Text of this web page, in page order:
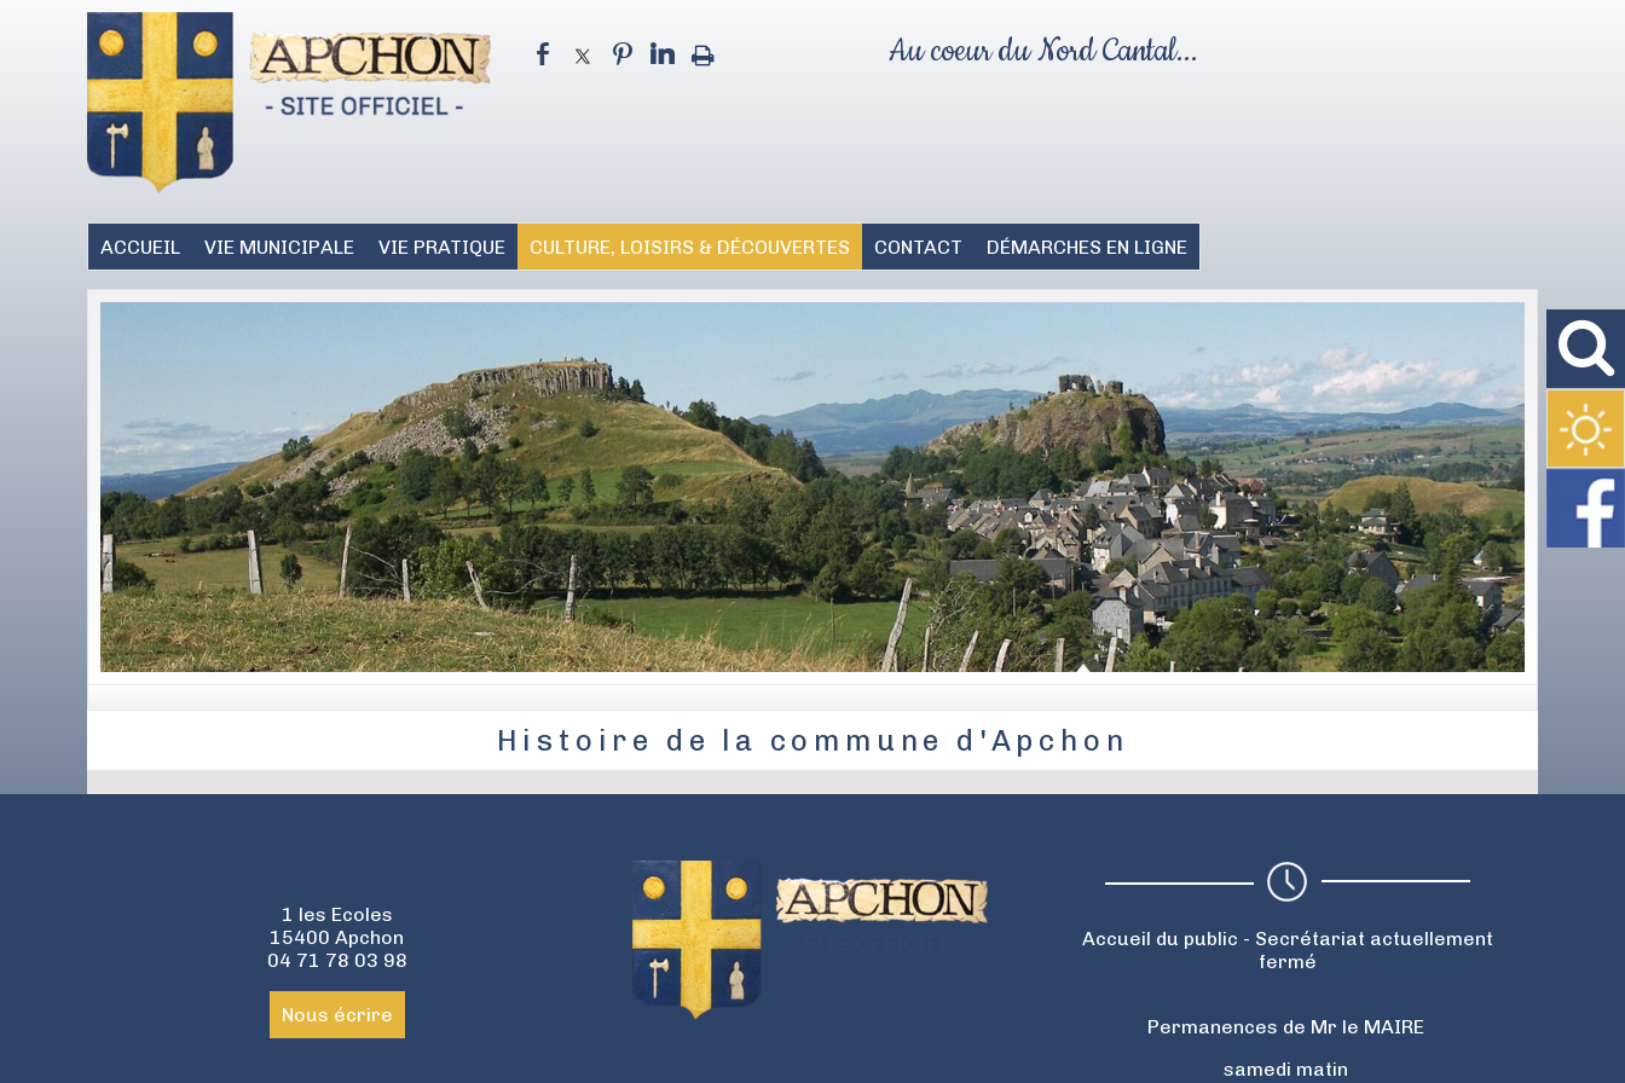
Au coeur du Nord Cantal...
ACCUEIL VIE MUNICIPALE VIE PRATIQUE CULTURE, LOISIRS & DÉCOUVERTES CONTACT DÉMARCHES EN LIGNE
Histoire de la commune d'Apchon
1 les Ecoles
15400 Apchon
04 71 78 03 98
Nous écrire
Accueil du public - Secrétariat actuellement
fermé
Permanences de Mr le MAIRE
samedi matin